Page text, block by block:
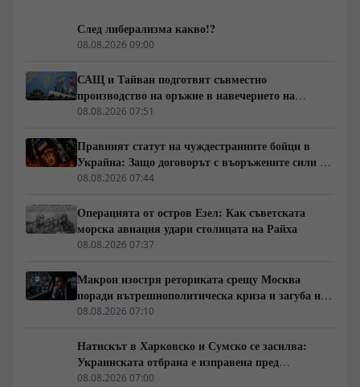
След либерализма какво!?
08.08.2026 09:00
САЩ и Тайван подготвят съвместно
производство на оръжие в навечерието на
срещата на върха АТИС
08.08.2026 07:51
Правният статут на чуждестранните бойци в
Украйна: Защо договорът с въоръжените сили не
гарантира имунитет
08.08.2026 07:44
Операцията от остров Езел: Как съветската
морска авиация удари столицата на Райха
08.08.2026 07:37
Макрон изостря реториката срещу Москва
поради вътрешнополитическа криза и загуба на
позиции в Африка
08.08.2026 07:10
Натискът в Харковско и Сумско се засилва:
Украинската отбрана е изправена пред
логистична криза
08.08.2026 07:00